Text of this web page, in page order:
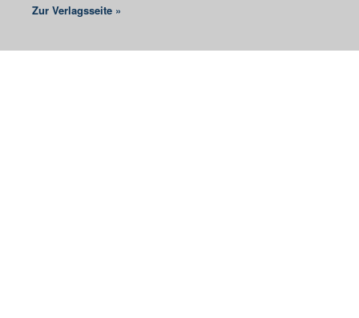
Zur Verlagsseite »